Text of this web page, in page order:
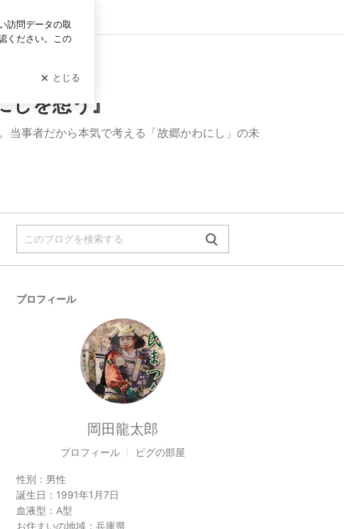
ログイン
を想う』
当事者だから本気で考える「故郷かわにし」の未
プロフィール
岡田龍太郎
プロフィール ピグの部屋
性別： 男性
誕生日： 1991年1月7日
血液型： A型
お住まいの地域： 兵庫県